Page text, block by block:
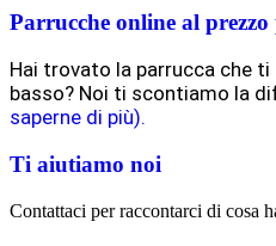
Parrucche online al prezzo
Hai trovato la parrucca che ti
basso? Noi ti scontiamo la
saperne di più).
Ti aiutiamo noi
Contattaci per raccontarci di cosa